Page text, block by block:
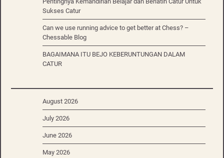
Sukses Catur
Can we use running advice to get better at Chess? –
Chessable Blog
BAGAIMANA ITU BEJO KEBERUNTUNGAN DALAM
CATUR
August 2026
July 2026
June 2026
May 2026